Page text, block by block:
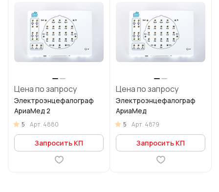
Цена по запросу
Электроэнцефалограф
АриаМед 2
5 Арт. 4880
Запросить КП
Цена по запросу
Электроэнцефалограф
АриаМед
5 Арт. 4879
Запросить КП